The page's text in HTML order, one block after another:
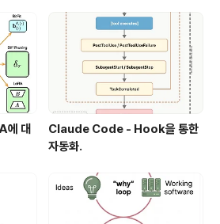
에 대
Claude Code - Hook을 통한
자동화.